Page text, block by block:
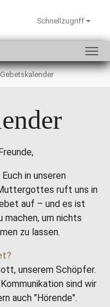
Schnellzugriff
Gebetskalender
in unseren
ruft uns in
auf – und es ist
machen, um nichts
zu lassen.
unserem Schöpfer.
sind wir
auch "Hörende".